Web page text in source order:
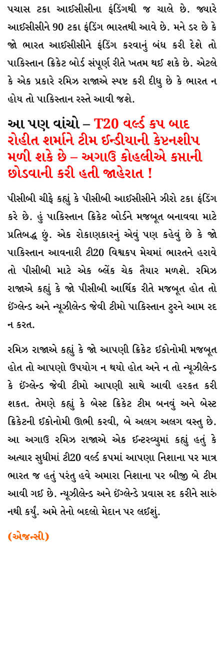
પચાસ ટકા આઈસીસીના ફંડિંગથી જ ચાલે છે. જ્યારે
આઈસીસીને 90 ટકા ફંડિંગ ભારતથી આવે છે. મને ડર છે કે
જાે ભારત આઈસીસીને ફંડિંગ કરવાનું બંધ કરી દેશે તો
પાકિસ્તાન ક્રિકેટ બોર્ડ સંપૂર્ણ રીતે ખતમ થઈ શકે છે. એટલે
કે એક પ્રકારે રમિઝ રાજાએ સ્પષ્ટ કરી દીધુ છે કે ભારત ન
હોય તો પાકિસ્તાન રસ્તે આવી જશે.
આ પણ વાંચો –T20 વર્લ્ડ કપ બાદ
રોહીત શર્માને ટીમ ઈન્ડીયાની કેપ્ટનશીપ
મળી શકે છે – અગાઉ કોહલીએ કપ્તાની
છોડવાની કરી હતી જાહેરાત !
પીસીબી ચીફે કહ્યું કે પીસીબી આઈસીસીને ઝીરો ટકા ફંડિંગ
કરે છે. હું પાકિસ્તાન ક્રિકેટ બોર્ડને મજબૂત બનાવવા માટે
પ્રતિબદ્ધ છું. એક રોકાણકારનું એવું પણ કહેવું છે કે જાે
પાકિસ્તાન આવનારી ટી20 વિશ્વકપ મેચમાં ભારતને હરાવે
તો પીસીબી માટે એક બ્લેંક ચેક તૈયાર મળશે. રમિઝ
રાજાએ કહ્યું કે જાે પીસીબી આર્થિક રીતે મજબૂત હોત તો
ઈંગ્લેન્ડ અને ન્યૂઝીલેન્ડ જેવી ટીમો પાકિસ્તાન ટુરને આમ રદ
ન કરત.
રમિઝ રાજાએ કહ્યું કે જાે આપણી ક્રિકેટ ઈકોનોમી મજબૂત
હોત તો આપણો ઉપયોગ ન થયો હોત અને ન તો ન્યૂઝીલેન્ડ
કે ઈંગ્લેન્ડ જેવી ટીમો આપણી સાથે આવી હરકત કરી
શકત. તેમણે કહ્યું કે બેસ્ટ ક્રિકેટ ટીમ બનવું અને બેસ્ટ
ક્રિકેટની ઈકોનોમી ઊભી કરવી, બે અલગ અલગ વસ્તુ છે.
આ અગાઉ રમિઝ રાજાએ એક ઈન્ટરવ્યુમાં કહ્યું હતું કે
અત્યાર સુધીમાં ટી20 વર્લ્ડ કપમાં આપણા નિશાના પર માત્ર
ભારત જ હતું પરંતુ હવે અમારા નિશાના પર બીજી બે ટીમ
આવી ગઈ છે. ન્યૂઝીલેન્ડ અને ઈંગ્લેન્ડે પ્રવાસ રદ કરીને સારું
નથી કર્યું. અમે તેનો બદલો મેદાન પર લઈશું.
(એજન્સી)